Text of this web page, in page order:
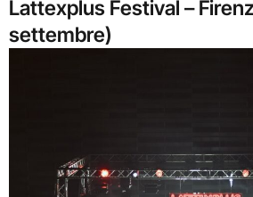
Lattexplus Festival –
settembre)